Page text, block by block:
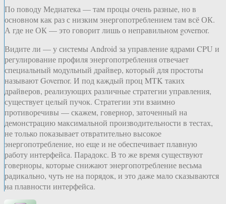
По поводу Медиатека — там процы очень разные, но в
основном как раз с низким энергопотреблением там всё ОК.
А где не ОК — это говорит лишь о неправильном governor.
Видите ли — у системы Android за управление ядрами CPU и
регулирование профиля энергопотребления отвечает
специальный модульный драйвер, который для простоты
называют Governor. И под каждый проц MTK таких
драйверов, реализующих различные стратегии управления,
существует целый пучок. Стратегии эти взаимно
противоречивы — скажем, говернор, заточенный на
демонстрацию максимальной производительности в тестах,
не только показывает отвратительно высокое
энергопотребление, но еще и не обеспечивает плавную
работу интерфейса. Парадокс. В то же время существуют
говерноры, которые снижают энергопотребление весьма
радикально, чуть не на порядок, и это даже мало сказываются
на плавности интерфейса.